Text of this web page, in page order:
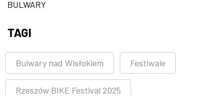
BULWARY
TAGI
Bulwary nad Wisłokiem Festiwale
Rzeszów BIKE Festival 2025